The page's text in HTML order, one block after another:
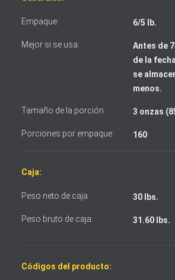
Empaque: 6/5 lb.
Mejor si se usa:
Antes de
de la
se
menos.
Tamaño de la porción: 3 onzas
Porciones por empaque: 160
Caja:
Peso neto de caja : 30 lbs.
Peso bruto de caja: 31.60 lbs.
Códigos del producto:
Acepto los términos y